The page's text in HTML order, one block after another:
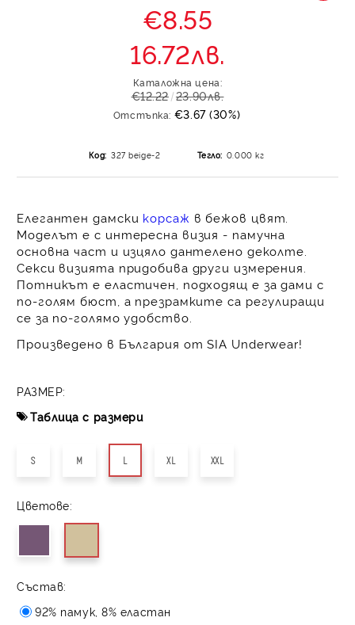
€8.55
16.72лв.
Каталожна цена:
€12.22 23.90лв.
Отстъпка: €3.67 (30%)
Код: 327 beige-2 Тегло: 0.000 кг
Елегантен дамски корсаж в бежов цвят.
Моделът е с интересна визия - памучна
основна част и изцяло дантелено деколте.
Секси визията придобива други измерения.
Потникът е еластичен, подходящ е за дами с
по-голям бюст, а презрамките са регулиращи
се за по-голямо удобство.
Произведено в България от SIA Underwear!
РАЗМЕР:
Таблица с размери
S M L XL XXL
Цветове:
Състав:
92% памук, 8% еластан